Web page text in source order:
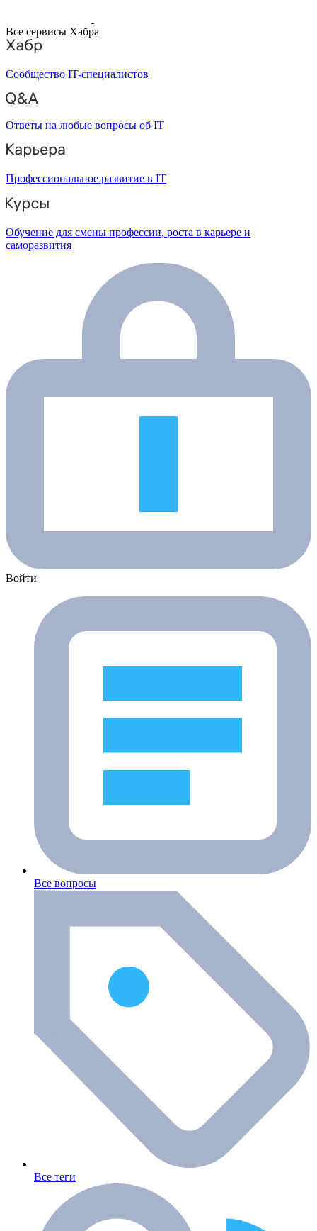
Все сервисы Хабра
Сообщество IT-специалистов
Ответы на любые вопросы об IT
Профессиональное развитие в IT
Обучение для смены профессии, роста в карьере и
саморазвития
Войти
Все вопросы
Все теги